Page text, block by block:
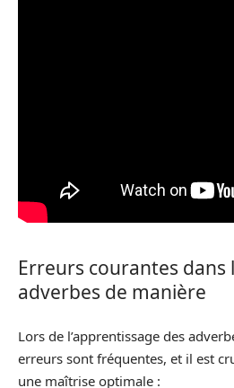
Erreurs courantes dans
adverbes de manière
Lors de l’apprentissage des
erreurs sont fréquentes, et il est
une maîtrise optimale :